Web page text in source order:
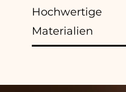
Hochwertige
Materialien